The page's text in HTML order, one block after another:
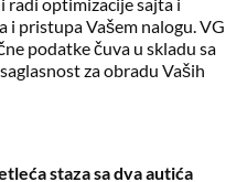
i pristupa Vašem nalogu. VG
podatke čuva u skladu sa
za obradu Vaših
staza sa dva autića